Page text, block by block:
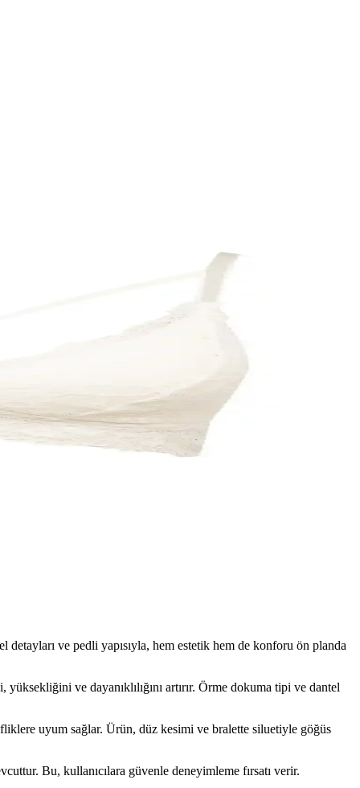
ve pedli yapısıyla, hem estetik hem de konforu ön planda
ve dayanıklılığını artırır. Örme dokuma tipi ve dantel
uyum sağlar. Ürün, düz kesimi ve bralette siluetiyle göğüs
Bu, kullanıcılara güvenle deneyimleme fırsatı verir.